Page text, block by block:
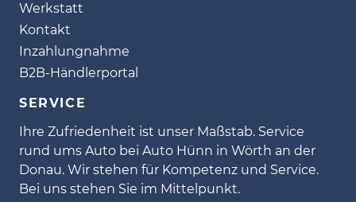
Werkstatt
Kontakt
Inzahlungnahme
B2B-Händlerportal
SERVICE
Ihre Zufriedenheit ist unser Maßstab. Service
rund ums Auto bei Auto Hünn in Wörth an der
Donau. Wir stehen für Kompetenz und Service.
Bei uns stehen Sie im Mittelpunkt.